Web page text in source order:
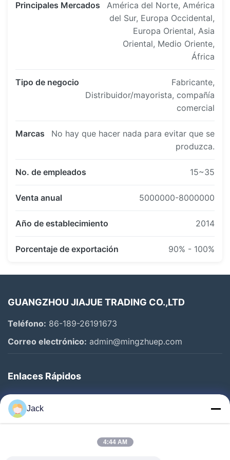
Principales Mercados
América del Norte, América
del Sur, Europa Occidental,
Europa Oriental, Asia
Oriental, Medio Oriente,
África
Tipo de negocio
Fabricante,
Distribuidor/mayorista, compañía
comercial
Marcas
No hay que hacer nada para evitar que se
produzca.
No. de empleados 15~35
Venta anual 5000000-8000000
Año de establecimiento 2014
Porcentaje de exportación 90% - 100%
GUANGZHOU JIAJUE TRADING CO.,LTD
Teléfono: 86-189-26191673
Correo electrónico: admin@mingzhuep.com
Enlaces Rápidos
En Casa
Productos
Jack
4:44 AM